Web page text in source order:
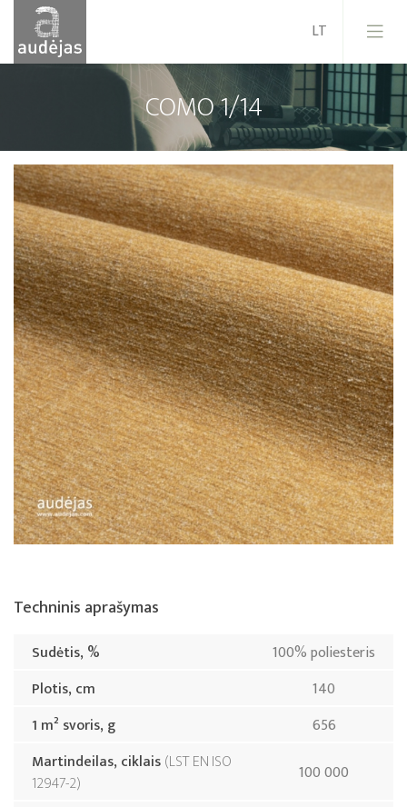
Įmonė
Istorija
Dizainas
Mūsų paslaugos
Kokybė
ES projektai
Karjera
Naujienos
Kontaktai
Pardavimo sąlygos
COMO 1/14
Techninis aprašymas
Sudėtis, %
100% poliesteris
Plotis, cm
140
1 m² svoris, g
656
Martindeilas, ciklais LST EN ISO
12947-2
100 000